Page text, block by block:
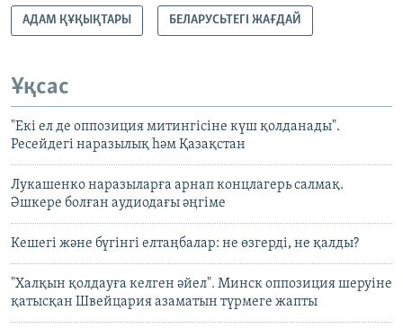
АДАМ ҚҰҚЫҚТАРЫ БЕЛАРУСЬТЕГІ ЖАҒДАЙ
Ұқсас
"Екі ел де оппозиция митингісіне күш қолданады".
Ресейдегі наразылық һәм Қазақстан
Лукашенко наразыларға арнап концлагерь салмақ.
Әшкере болған аудиодағы әңгіме
Кешегі және бүгінгі елтаңбалар: не өзгерді, не қалды?
"Халқын қолдауға келген әйел". Минск оппозиция шеруіне
қатысқан Швейцария азаматын түрмеге жапты